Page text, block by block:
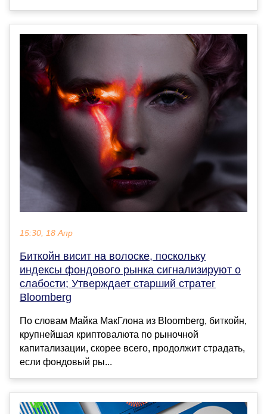
15:30, 18 Апр
Биткойн висит на волоске, поскольку
индексы фондового рынка сигнализируют о
слабости; Утверждает старший стратег
Bloomberg
По словам Майка МакГлона из Bloomberg, биткойн,
крупнейшая криптовалюта по рыночной
капитализации, скорее всего, продолжит страдать,
если фондовый ры...